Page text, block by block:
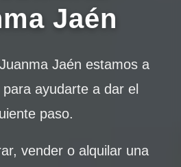
Jaén
Jaén estamos a
ayudarte a dar el
paso.
vender o alquilar una